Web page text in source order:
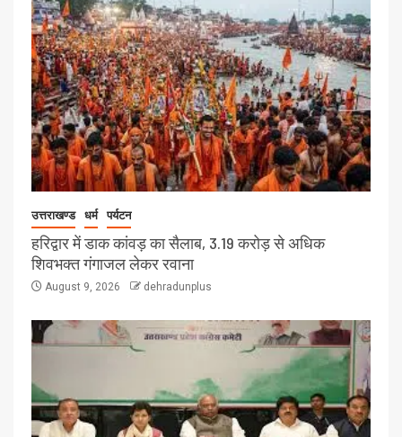
उत्तराखण्ड धर्म पर्यटन
हरिद्वार में डाक कांवड़ का सैलाब, 3.19 करोड़ से अधिक
शिवभक्त गंगाजल लेकर रवाना
August 9, 2026 dehradunplus